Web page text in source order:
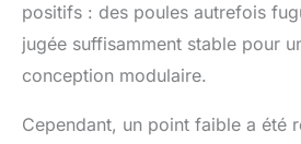
positifs : des poules autrefois
jugée suffisamment stable pour
conception modulaire.
Cependant, un point faible a été